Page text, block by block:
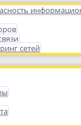
сетей